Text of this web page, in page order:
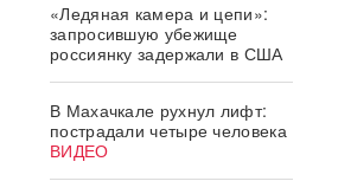
«Ледяная камера и цепи»:
запросившую убежище
россиянку задержали в США
В Махачкале рухнул лифт:
пострадали четыре человека
ВИДЕО